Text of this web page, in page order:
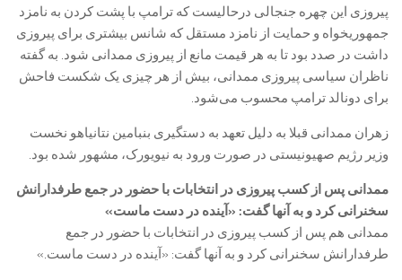
پیروزی این چهره جنجالی درحالیست که ترامپ با پشت کردن به نامزد
جمهوریخواه و حمایت از نامزد مستقل که شانس بیشتری برای پیروزی
داشت در صدد بود تا به هر قیمت مانع از پیروزی ممدانی شود. به گفته
ناظران سیاسی پیروزی ممدانی، بیش از هر چیزی یک شکست فاحش
برای دونالد ترامپ محسوب می‌شود.
زهران ممدانی قبلا به دلیل تعهد به دستگیری بنبامین نتانیاهو نخست
وزیر رژیم صهیونیستی در صورت ورود به نیویورک، مشهور شده بود.
ممدانی پس از کسب پیروزی در انتخابات با حضور در جمع طرفدارانش
سخنرانی کرد و به آنها گفت: «آینده در دست ماست»
ممدانی هم پس از کسب پیروزی در انتخابات با حضور در جمع
طرفدارانش سخنرانی کرد و به آنها گفت: «آینده در دست ماست.»